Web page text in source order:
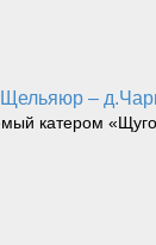
–
катером